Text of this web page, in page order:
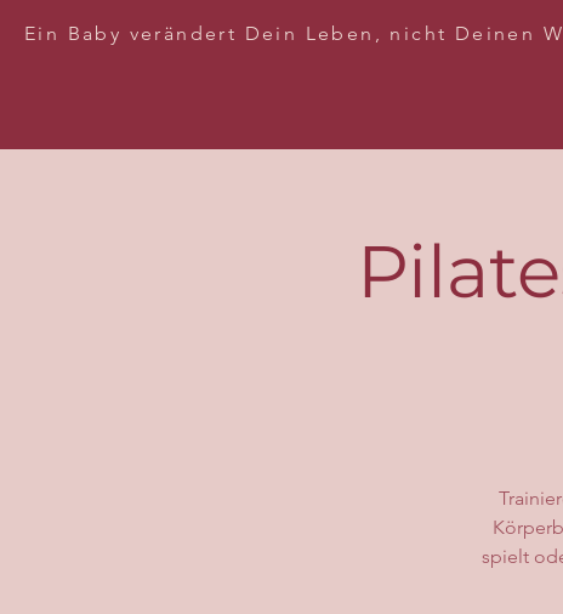
Ein Baby verändert Dein Leben, nicht Deinen
spielt